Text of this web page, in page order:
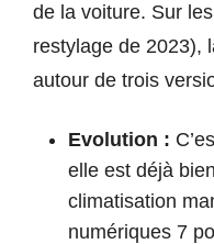
de la voiture. Sur
restylage de 2023),
autour de trois
Evolution :
elle est déjà
climatisation
numériques 7